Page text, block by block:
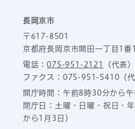
長岡京市
〒617-8501
京都府長岡京市開田一丁目1番
電話：075-951-2121
（代表）
ファクス：075-951-5410（代
開庁時間：午前8時30分から
閉庁日：土曜・日曜・祝日・
から1月3日）